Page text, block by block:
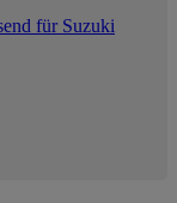
für Suzuki